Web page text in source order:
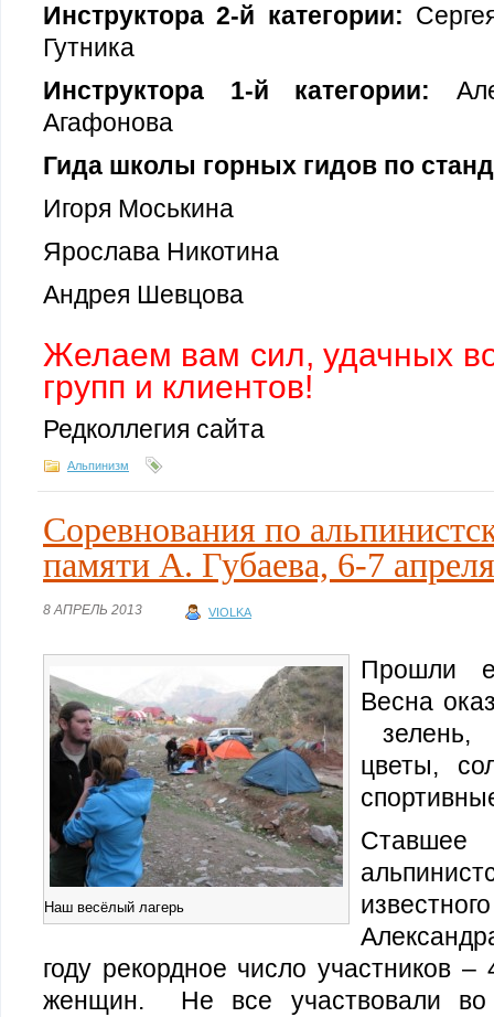
Инструктора 2-й категории:
Гутника
Инструктора 1-й категории:
Агафонова
Гида школы горных гидов по
Игоря Моськина
Ярослава Никотина
Андрея Шевцова
Желаем вам сил, удачных
групп и клиентов!
Редколлегия сайта
Альпинизм
Соревнования по
памяти А. Губаева, 6-7
8 АПРЕЛЬ 2013 VIOLKA
Наш весёлый лагерь
Прошли
Весна
зелень,
цветы,
году рекордное число участников
женщин. Не все участвовали во